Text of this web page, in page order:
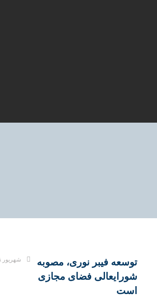
توسعه فیبر نوری، مصوبه
شورایعالی فضای مجازی
است
شهریور ۸, ۱۴۰۱